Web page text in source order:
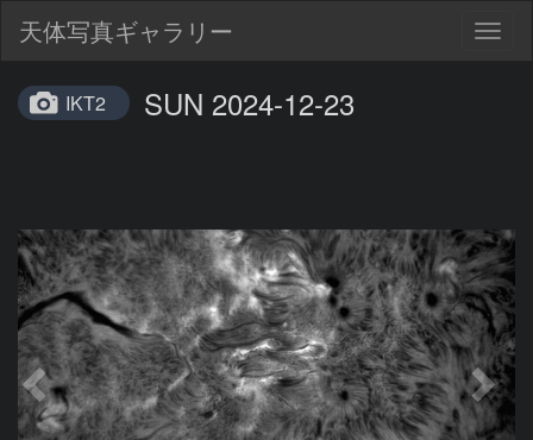
天体写真ギャラリー
IKT2 SUN 2024-12-23